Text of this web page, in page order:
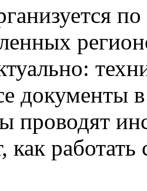
документы
проводят
как